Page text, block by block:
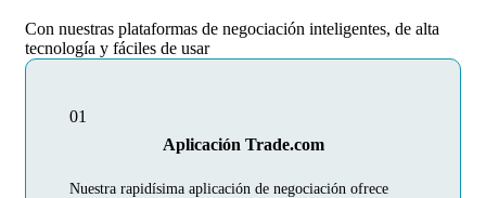
Con nuestras plataformas de negociación inteligentes, de alta
tecnología y fáciles de usar
01
Aplicación Trade.com
Nuestra rapidísima aplicación de negociación ofrece